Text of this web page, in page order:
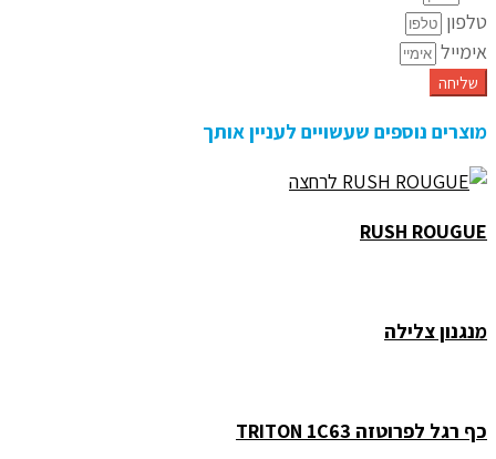
טלפון
אימייל
שליחה
מוצרים נוספים שעשויים לעניין אותך
RUSH ROUGUE
מנגנון צלילה
כף רגל לפרוטזה TRITON 1C63